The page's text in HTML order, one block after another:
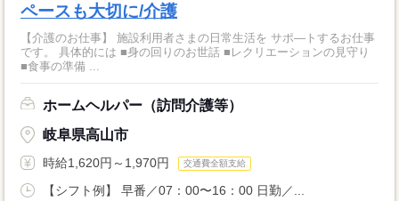
ペースも大切に/介護
【介護のお仕事】 施設利用者さまの日常生活を サポ―トするお仕事
です。 具体的には ■身の回りのお世話 ■レクリエーションの見守り
■食事の準備 ...
ホームヘルパー（訪問介護等）
岐阜県高山市
時給1,620円～1,970円 交通費全額支給
【シフト例】 早番／07：00〜16：00 日勤／...